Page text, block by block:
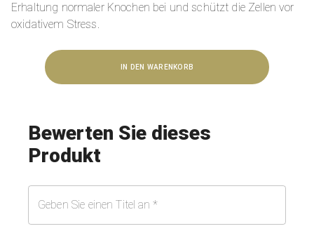
Erhaltung normaler Knochen bei und schützt die Zellen vor
oxidativem Stress.
IN DEN WARENKORB
Bewerten Sie dieses
Produkt
Geben Sie einen Titel an *